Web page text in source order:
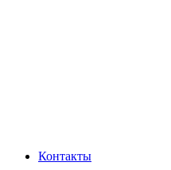
Контакты